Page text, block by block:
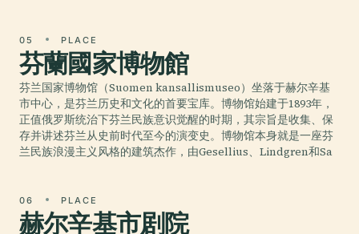
05 PLACE
芬蘭國家博物館
芬兰国家博物馆（Suomen kansallismuseo）坐落于赫尔辛基
市中心，是芬兰历史和文化的首要宝库。博物馆始建于1893年，
正值俄罗斯统治下芬兰民族意识觉醒的时期，其宗旨是收集、保
存并讲述芬兰从史前时代至今的演变史。博物馆本身就是一座芬
兰民族浪漫主义风格的建筑杰作，由Gesellius、Lindgren和Sa
06 PLACE
赫尔辛基市剧院